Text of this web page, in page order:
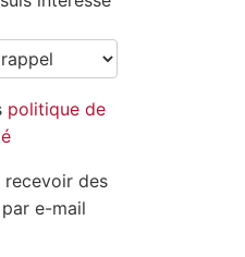
politique de
des
e-mail